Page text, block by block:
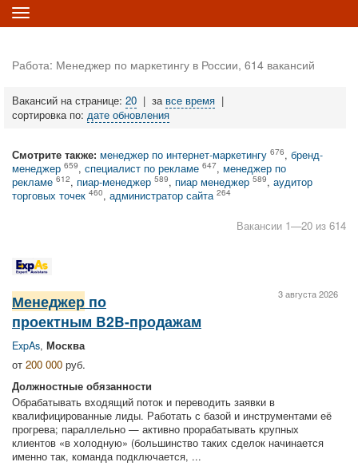
Toggle
navigation
Работа: Менеджер по маркетингу в России, 614 вакансий
Вакансий на странице: 20 | за все время |
сортировка по: дате обновления
Смотрите также: менеджер по интернет-маркетингу 676, бренд-
менеджер 659, специалист по рекламе 647, менеджер по
рекламе 612, пиар-менеджер 589, пиар менеджер 589, аудитор
торговых точек 460, администратор сайта 264
Вакансии 1—20 из 614
3 августа 2026
Менеджер по
проектным B2B-продажам
ExpAs, Москва
от 200 000 руб.
Должностные обязанности
Обрабатывать входящий поток и переводить заявки в
квалифицированные лиды. Работать с базой и инструментами её
прогрева; параллельно — активно прорабатывать крупных
клиентов «в холодную» (большинство таких сделок начинается
именно так, команда подключается, ...